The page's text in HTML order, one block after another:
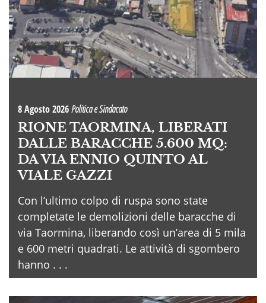
8 Agosto 2026Politica e Sindacato
RIONE TAORMINA, LIBERATI
DALLE BARACCHE 5.600 MQ:
DA VIA ENNIO QUINTO AL
VIALE GAZZI
Con l’ultimo colpo di ruspa sono state
completate le demolizioni delle baracche di
via Taormina, liberando così un’area di 5 mila
e 600 metri quadrati. Le attività di sgombero
hanno . . .